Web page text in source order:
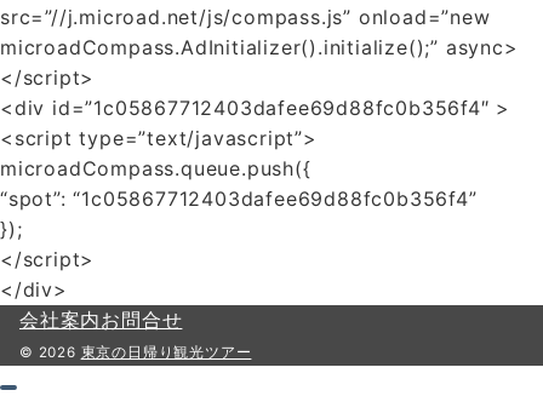
src=”//j.microad.net/js/compass.js” onload=”new
microadCompass.AdInitializer().initialize();” async>
</script>
<div id=”1c05867712403dafee69d88fc0b356f4″ >
<script type=”text/javascript”>
microadCompass.queue.push({
“spot”: “1c05867712403dafee69d88fc0b356f4”
});
</script>
</div>
会社案内お問合せ
© 2026 東京の日帰り観光ツアー